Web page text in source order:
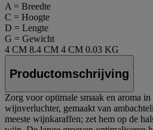
A = Breedte
C = Hoogte
D = Lengte
G = Gewicht
4 CM 8.4 CM 4 CM 0.03 KG
Productomschrijving
Zorg voor optimale smaak en aroma
wijnverluchter, gemaakt van
meeste wijnkaraffen; zet hem op de